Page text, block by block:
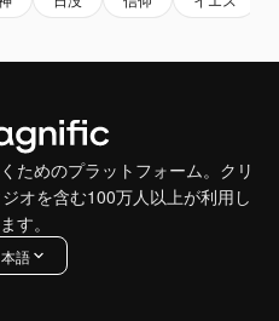
ためのプラットフォーム。クリ
オを含む100万人以上が利用し
す。
語